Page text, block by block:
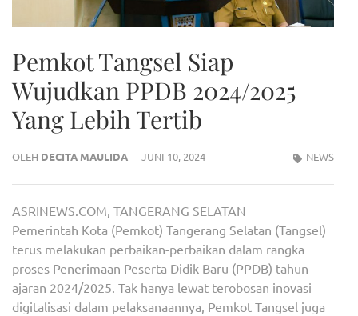
Pemkot Tangsel Siap
Wujudkan PPDB 2024/2025
Yang Lebih Tertib
OLEH DECITA MAULIDA JUNI 10, 2024 NEWS
ASRINEWS.COM, TANGERANG SELATAN
Pemerintah Kota (Pemkot) Tangerang Selatan (Tangsel)
terus melakukan perbaikan-perbaikan dalam rangka
proses Penerimaan Peserta Didik Baru (PPDB) tahun
ajaran 2024/2025. Tak hanya lewat terobosan inovasi
digitalisasi dalam pelaksanaannya, Pemkot Tangsel juga